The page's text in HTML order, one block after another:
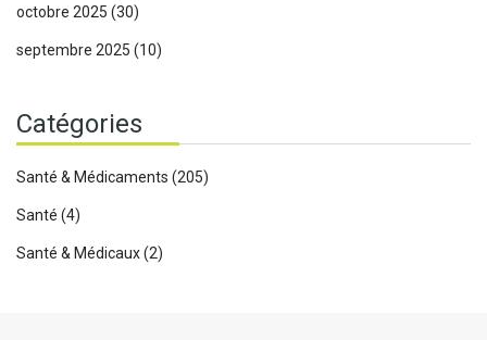
octobre 2025 (30)
septembre 2025 (10)
Catégories
Santé & Médicaments (205)
Santé (4)
Santé & Médicaux(2)